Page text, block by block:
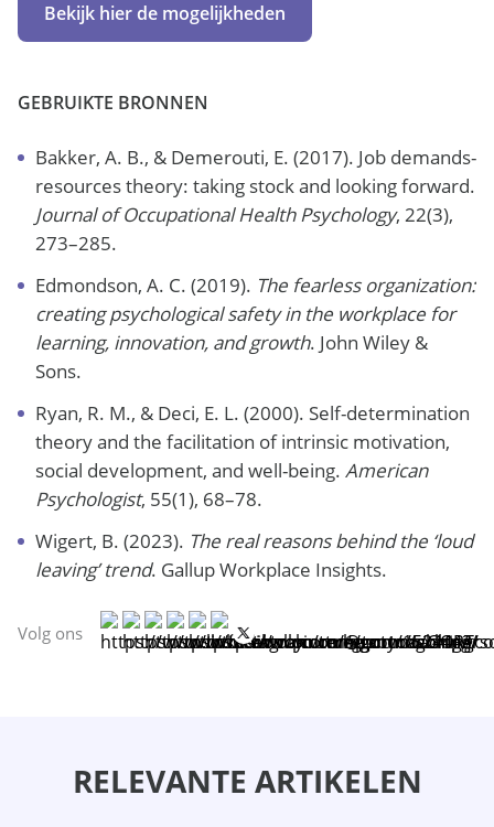
Bekijk hier de mogelijkheden
GEBRUIKTE BRONNEN
Bakker, A. B., & Demerouti, E. (2017). Job demands-
resources theory: taking stock and looking forward.
Journal of Occupational Health Psychology, 22(3),
273–285.
Edmondson, A. C. (2019). The fearless organization:
creating psychological safety in the workplace for
learning, innovation, and growth. John Wiley &
Sons.
Ryan, R. M., & Deci, E. L. (2000). Self-determination
theory and the facilitation of intrinsic motivation,
social development, and well-being. American
Psychologist, 55(1), 68–78.
Wigert, B. (2023). The real reasons behind the ‘loud
leaving’ trend. Gallup Workplace Insights.
Volg ons
RELEVANTE ARTIKELEN